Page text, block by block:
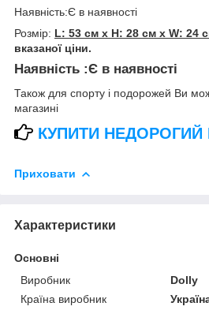
Наявність:Є в наявності
Розмір: L: 53 см x H: 28 см x W: 24
вказаної ціни.
Наявність :Є в наявності
Також для спорту і подорожей Ви
магазині
КУПИТИ
Приховати
Характеристики
Основні
Виробник
Dolly
Країна виробник